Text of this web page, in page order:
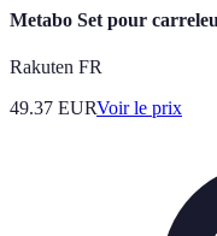
Metabo Set pour
Rakuten FR
49.37 EURVoir le prix